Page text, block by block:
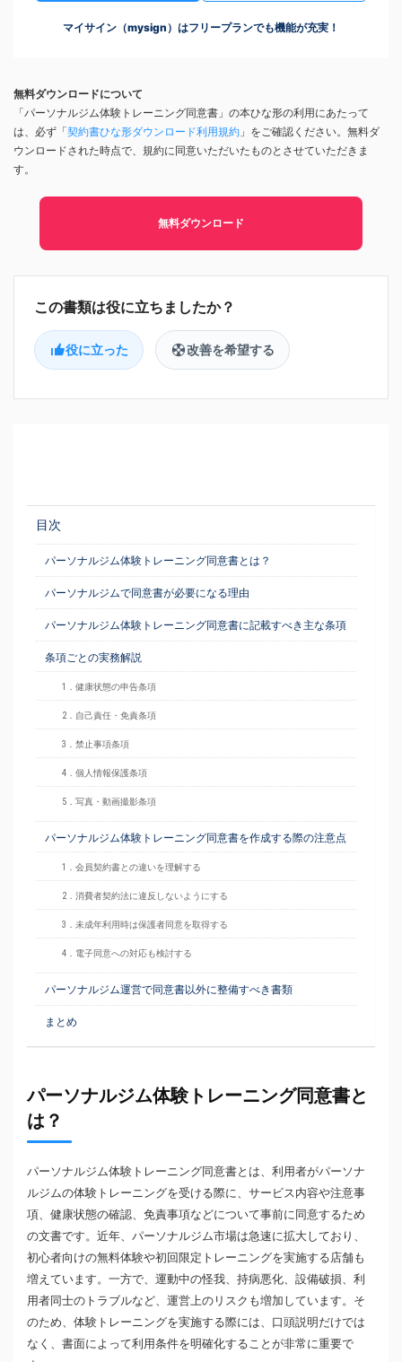
マイサイン（mysign）はフリープランでも機能が充実！
無料ダウンロードについて
「パーソナルジム体験トレーニング同意書」の本ひな形の利用にあたって
は、必ず「契約書ひな形ダウンロード利用規約 」をご確認ください。無料ダ
ウンロードされた時点で、規約に同意いただいたものとさせていただきま
す。
無料ダウンロード
役に立った 改善を希望する
目次
パーソナルジム体験トレーニング同意書とは？
パーソナルジムで同意書が必要になる理由
パーソナルジム体験トレーニング同意書に記載すべき主な条項
条項ごとの実務解説
1．健康状態の申告条項
2．自己責任・免責条項
3．禁止事項条項
4．個人情報保護条項
5．写真・動画撮影条項
パーソナルジム体験トレーニング同意書を作成する際の注意点
1．会員契約書との違いを理解する
2．消費者契約法に違反しないようにする
3．未成年利用時は保護者同意を取得する
4．電子同意への対応も検討する
パーソナルジム運営で同意書以外に整備すべき書類
まとめ
パーソナルジム体験トレーニング同意書と
は？
パーソナルジム体験トレーニング同意書とは、利用者がパーソナ
ルジムの体験トレーニングを受ける際に、サービス内容や注意事
項、健康状態の確認、免責事項などについて事前に同意するため
の文書です。近年、パーソナルジム市場は急速に拡大しており、
初心者向けの無料体験や初回限定トレーニングを実施する店舗も
増えています。一方で、運動中の怪我、持病悪化、設備破損、利
用者同士のトラブルなど、運営上のリスクも増加しています。そ
のため、体験トレーニングを実施する際には、口頭説明だけでは
なく、書面によって利用条件を明確化することが非常に重要で